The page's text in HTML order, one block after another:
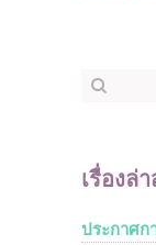
เรื่องล่
ประกาศก